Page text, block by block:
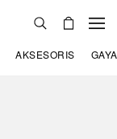
AKSESORIS